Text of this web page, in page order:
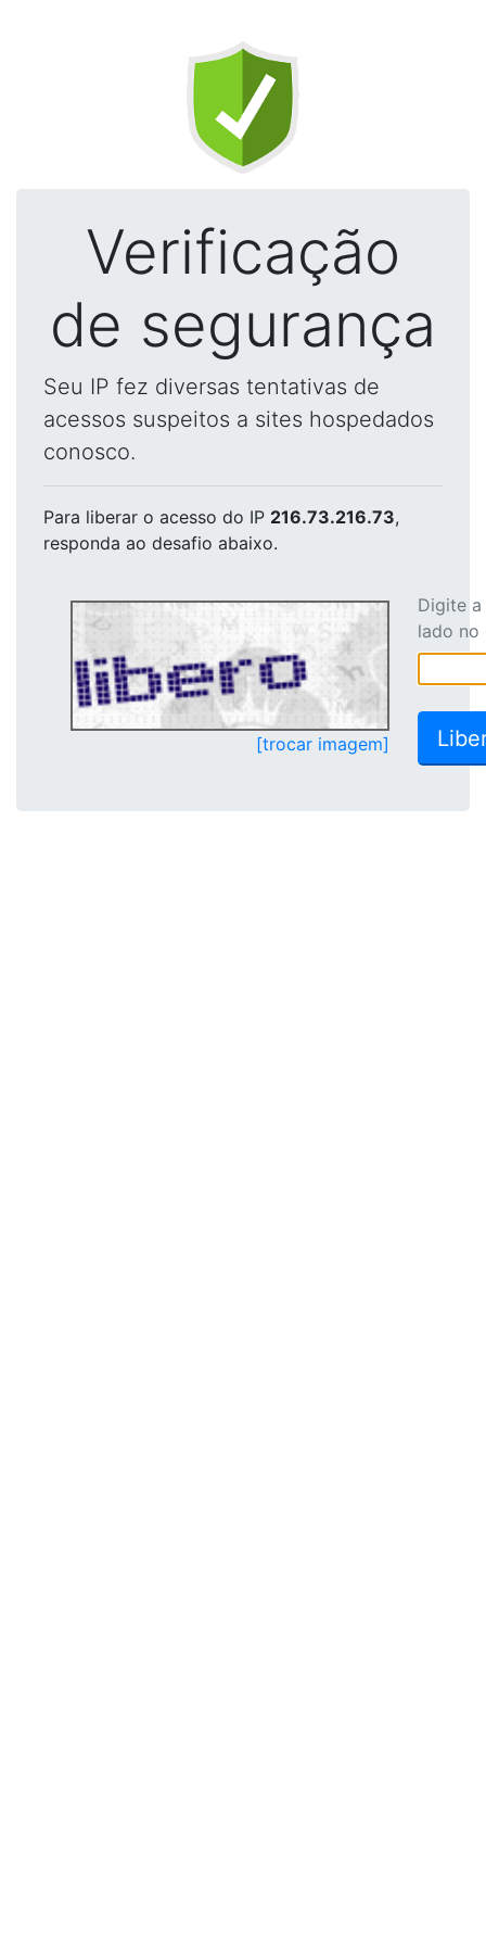
Verificação
de segurança
Seu IP fez diversas tentativas de
acessos suspeitos a sites hospedados
conosco.
Para liberar o acesso do IP 216.73.216.73,
responda ao desafio abaixo.
[trocar imagem]
Digite
lado no